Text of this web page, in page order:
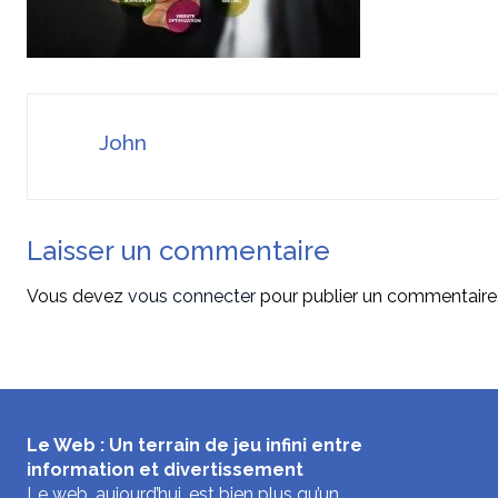
John
Laisser un commentaire
Vous devez vous connecter pour publier un
Le Web : Un terrain de jeu infini entre
information et divertissement